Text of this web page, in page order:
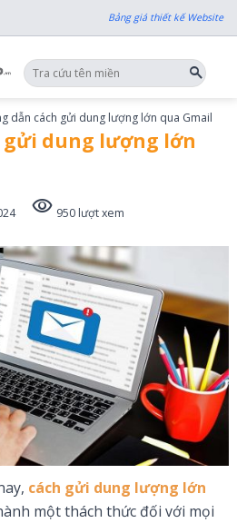
Bảng giá thiết kế Website
dẫn cách gửi dung lượng lớn qua Gmail
gửi dung lượng lớn
visibility 950 lượt xem
cách gửi dung lượng lớn
một thách thức đối với mọi